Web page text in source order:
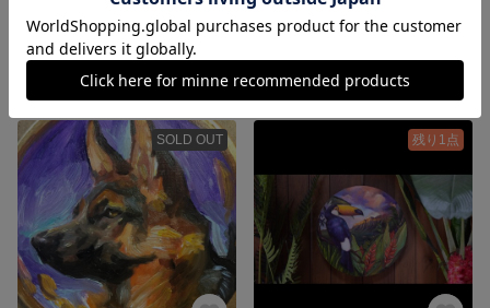
すずらんさま専用ページ オーダー 油絵 手描き
11,000円
シュナウザー 油絵 原画 手描き
5,500円
SOLD OUT 残り1点